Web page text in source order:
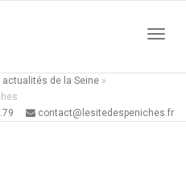
de la Seine »
contact@lesitedespeniches.fr